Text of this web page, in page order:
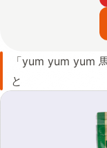
「yum yum yum
と